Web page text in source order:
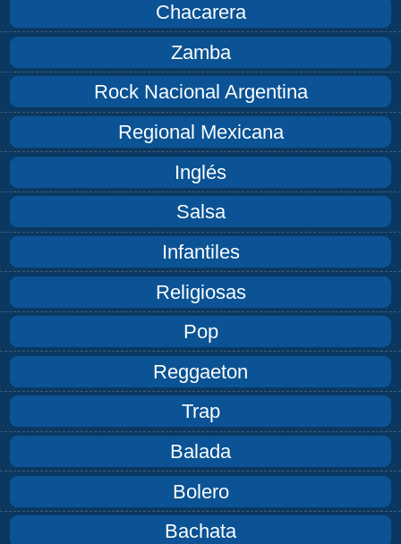
Chacarera
Zamba
Rock Nacional Argentina
Regional Mexicana
Inglés
Salsa
Infantiles
Religiosas
Pop
Reggaeton
Trap
Balada
Bolero
Bachata